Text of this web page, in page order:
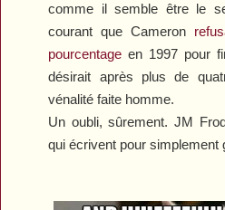
comme il semble être le
courant que Cameron
pourcentage en 1997 pour
désirait après plus de
vénalité faite homme.
Un oubli, sûrement. JM
qui écrivent pour simplement